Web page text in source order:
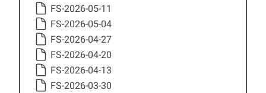
FS-2026-05-11
FS-2026-05-04
FS-2026-04-27
FS-2026-04-20
FS-2026-04-13
FS-2026-03-30